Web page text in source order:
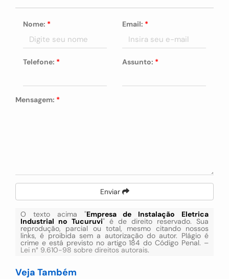
Nome: * Email: *
Telefone: * Assunto: *
Mensagem: *
Enviar
O texto acima "Empresa de Instalação Eletrica
Industrial no Tucuruvi" é de direito reservado. Sua
reprodução, parcial ou total, mesmo citando nossos
links, é proibida sem a autorização do autor. Plágio é
crime e está previsto no artigo 184 do Código Penal. –
Lei n° 9.610-98 sobre direitos autorais.
Veja Também